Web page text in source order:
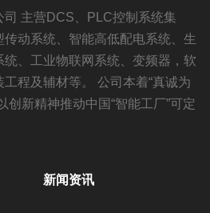
主营DCS、PLC控制系统集
动系统、智能高低配电系统、生
、工业物联网系统、变频器，软
程及辅材等。 公司本着“真诚为
创新精神推动中国“智能工厂”可定
新闻资讯